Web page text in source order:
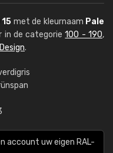
met de kleurnaam Pale
in de categorie100 - 190,
.
account uw eigen RAL-